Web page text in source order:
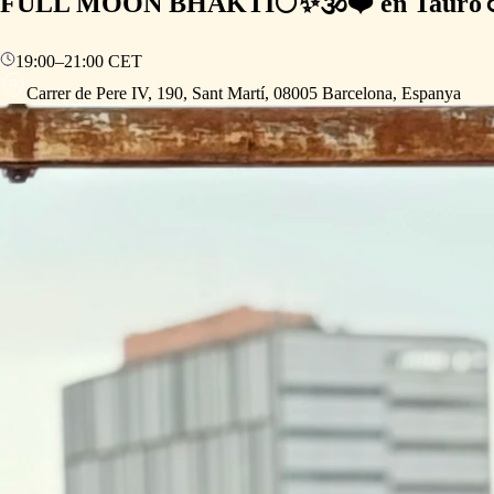
19:00–21:00 CET
Carrer de Pere IV, 190, Sant Martí, 08005 Barcelona, Espanya